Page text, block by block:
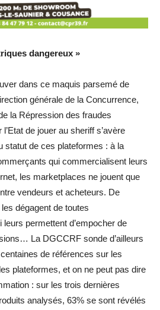
dangereux »
dans ce maquis parsemé de
générale de la Concurrence,
la Répression des fraudes
de jouer au sheriff s’avère
statut de ces plateformes : à la
qui commercialisent leurs
les marketplaces ne jouent que
vendeurs et acheteurs. De
les dégagent de toutes
permettent d’empocher de
La DGCCRF sonde d’ailleurs
de références sur les
plateformes, et on ne peut pas dire
: sur les trois dernières
analysés, 63% se sont révélés